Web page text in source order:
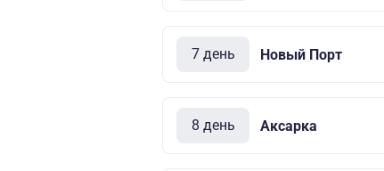
7 день Новый Порт
8 день Аксарка